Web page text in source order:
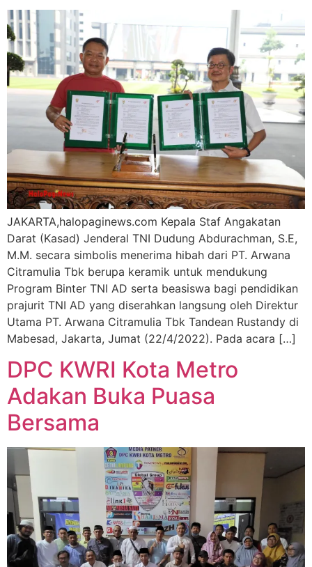
JAKARTA,halopaginews.com Kepala Staf Angakatan
Darat (Kasad) Jenderal TNI Dudung Abdurachman, S.E,
M.M. secara simbolis menerima hibah dari PT. Arwana
Citramulia Tbk berupa keramik untuk mendukung
Program Binter TNI AD serta beasiswa bagi pendidikan
prajurit TNI AD yang diserahkan langsung oleh Direktur
Utama PT. Arwana Citramulia Tbk Tandean Rustandy di
Mabesad, Jakarta, Jumat (22/4/2022). Pada acara […]
DPC KWRI Kota Metro
Adakan Buka Puasa
Bersama